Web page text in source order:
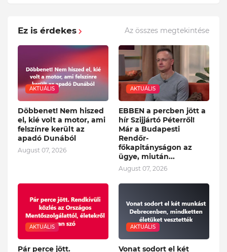
Ez is érdekes Az összes megtekintése
AKTUÁLIS
Döbbenet! Nem hiszed
el, kié volt a motor, ami
felszínre került az
apadó Dunából
August 07, 2026
AKTUÁLIS
EBBEN a percben jött a
hír Szijjártó Péterről!
Már a Budapesti
Rendőr-
főkapitányságon az
ügye, miután...
August 07, 2026
AKTUÁLIS
Pár perce jött.
AKTUÁLIS
Vonat sodort el két